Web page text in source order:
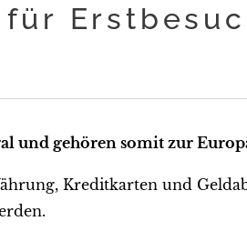
und gehören somit zur
Kreditkarten und